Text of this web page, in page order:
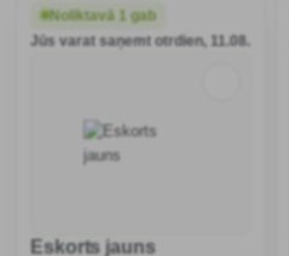
rudenī ziemas kviešos, ziemas
miežos, rudzos un tritikālē pret
Noliktavā 1 gab
Jūs varat saņemt otrdien, 11.08.
Eskorts jauns